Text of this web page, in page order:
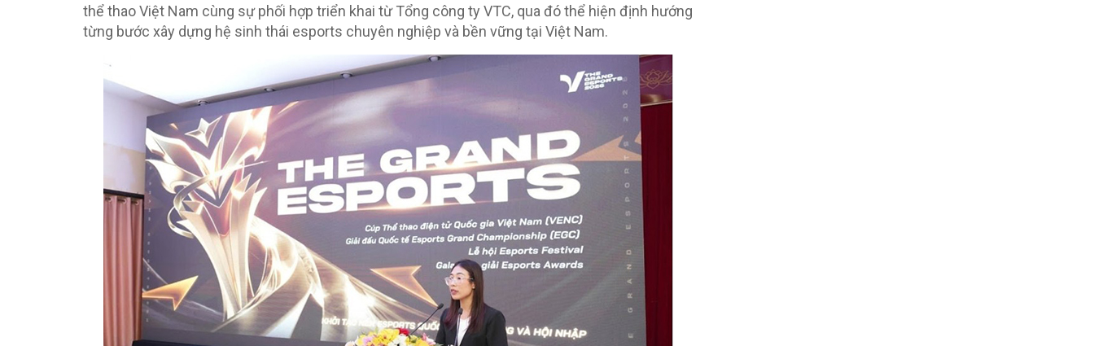
thể thao Việt Nam cùng sự phối hợp triển khai từ Tổng công ty VTC, qua đó thể hiện định hướng
từng bước xây dựng hệ sinh thái esports chuyên nghiệp và bền vững tại Việt Nam.